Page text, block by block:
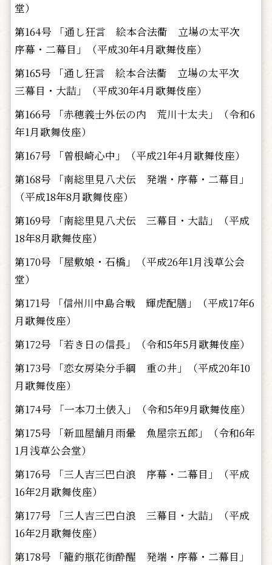
堂）
第164号 「通し狂言 絵本合法衢 立場の太平次
序幕・二幕目」（平成30年4月歌舞伎座）
第165号 「通し狂言 絵本合法衢 立場の太平次
三幕目・大詰」（平成30年4月歌舞伎座）
第166号 「赤穂義士外伝の内 荒川十太夫」（令和6
年1月歌舞伎座）
第167号 「曽根崎心中」（平成21年4月歌舞伎座）
第168号 「南総里見八犬伝 発端・序幕・二幕目」
（平成18年8月歌舞伎座）
第169号 「南総里見八犬伝 三幕目・大詰」（平成
18年8月歌舞伎座）
第170号 「屋敷娘・石橋」（平成26年1月浅草公会
堂）
第171号 「信州川中島合戦 輝虎配膳」（平成17年6
月歌舞伎座）
第172号 「若き日の信長」（令和5年5月歌舞伎座）
第173号 「恋女房染分手綱 重の井」（平成20年10
月歌舞伎座）
第174号 「一本刀土俵入」（令和5年9月歌舞伎座）
第175号 「新皿屋舗月雨暈 魚屋宗五郎」（令和6年
1月浅草公会堂）
第176号 「三人吉三巴白浪 序幕・二幕目」（平成
16年2月歌舞伎座）
第177号 「三人吉三巴白浪 三幕目・大詰」（平成
16年2月歌舞伎座）
第178号 「籠釣瓶花街酔醒 発端・序幕・二幕目」